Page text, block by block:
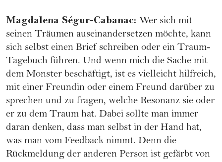
Magdalena Ségur-Cabanac: Wer sich mit
seinen Träumen auseinandersetzen möchte, kann
sich selbst einen Brief schreiben oder ein Traum-
Tagebuch führen. Und wenn mich die Sache mit
dem Monster beschäftigt, ist es vielleicht hilfreich,
mit einer Freundin oder einem Freund darüber zu
sprechen und zu fragen, welche Resonanz sie oder
er zu dem Traum hat. Dabei sollte man immer
daran denken, dass man selbst in der Hand hat,
was man vom Feedback nimmt. Denn die
Rückmeldung der anderen Person ist gefärbt von